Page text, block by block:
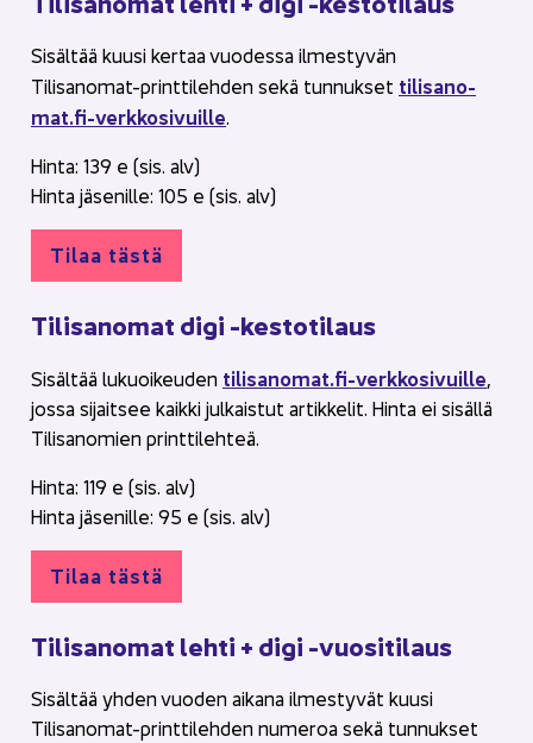
Si­säl­tää kuusi ker­taa vuo­des­sa il­mes­ty­vän
Tilisanomat-​​printtilehden sekä tun­nuk­set ti­li­sa­no­
mat.fi-​verkkosivuille.
Hinta: 139 e (sis. alv)
Hinta jä­se­nil­le: 105 e (sis. alv)
Tilaa tästä
Ti­li­sa­no­mat digi -​kestotilaus
Si­säl­tää lu­kuoi­keu­den ti­li­sa­no­mat.fi-​verkkosivuille,
jossa si­jait­see kaik­ki jul­kais­tut ar­tik­ke­lit. Hinta ei si­säl­lä
Ti­li­sa­no­mien print­ti­leh­teä.
Hinta: 119 e (sis. alv)
Hinta jä­se­nil­le: 95 e (sis. alv)
Tilaa tästä
Ti­li­sa­no­mat lehti + digi -​vuositilaus
Si­säl­tää yhden vuo­den ai­ka­na il­mes­ty­vät kuusi
Tilisanomat-​​printtilehden nu­me­roa sekä tun­nuk­set